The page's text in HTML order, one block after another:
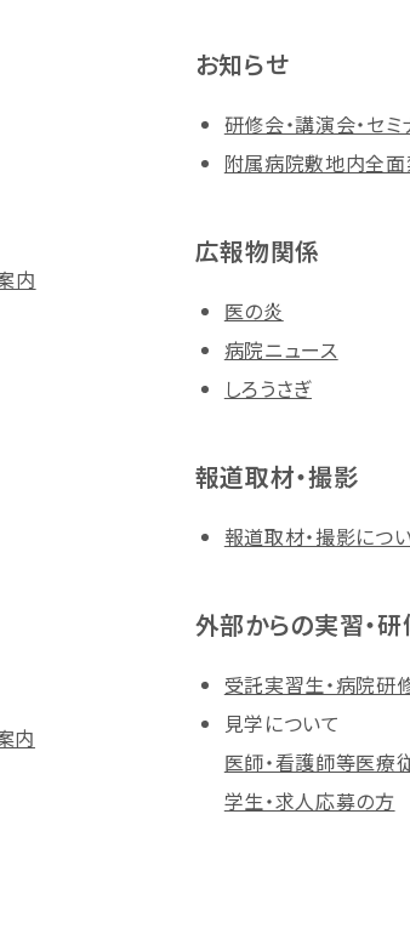
内
内
お知らせ
研修会・講演会・セ
附属病院敷地内全
広報物関係
医の炎
病院ニュース
しろうさぎ
報道取材・撮影
報道取材・撮影につ
外部からの実習・
受託実習生・病院研
見学について
医師・看護師等医療
学生・求人応募の方